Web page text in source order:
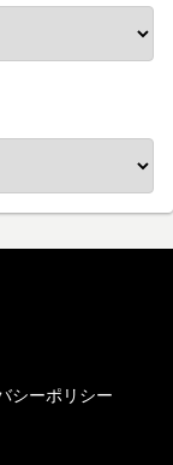
シーポリシー